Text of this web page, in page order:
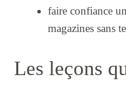
faire confiance
magazines sans
Les leçons